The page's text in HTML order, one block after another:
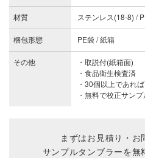
材質 ステンレス(18-8) /
梱包形態 PE袋 / 紙箱
その他
・取説付(紙箱面)
・食品衛生検査済
・30個以上であれ
・無料で校正サン
まずはお見積り・
サンプルタンブラーを無